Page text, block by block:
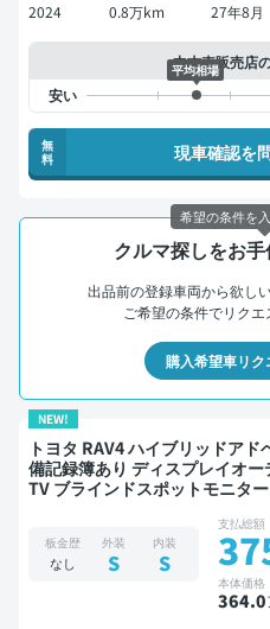
2024 0.8万km 27年8月
中古車販売店
平均相場
無
料
現車確認を
クルマ探しをお手
出品前の登録車両から欲し
ご希望の条件でリクエ
購入希望車リク
NEW!
トヨタ RAV4 ハイブリッドアドベンチャー
備記録簿あり ディスプレイオ
TV ブラインドスポットモニタ
モニター ドライブレコーダー 衝
板金歴
なし
外装
S
内装
S
支払総額
本体価格
364.0
希望の条件を